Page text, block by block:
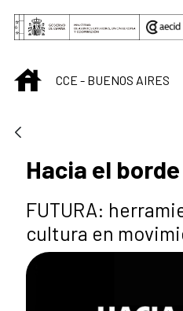
Saltar al contenido principal
INICIOCCE - BUENOS AIRES
Hacia el borde
FUTURA:
cultura en